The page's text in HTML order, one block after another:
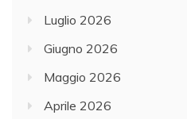
Luglio 2026
Giugno 2026
Maggio 2026
Aprile 2026